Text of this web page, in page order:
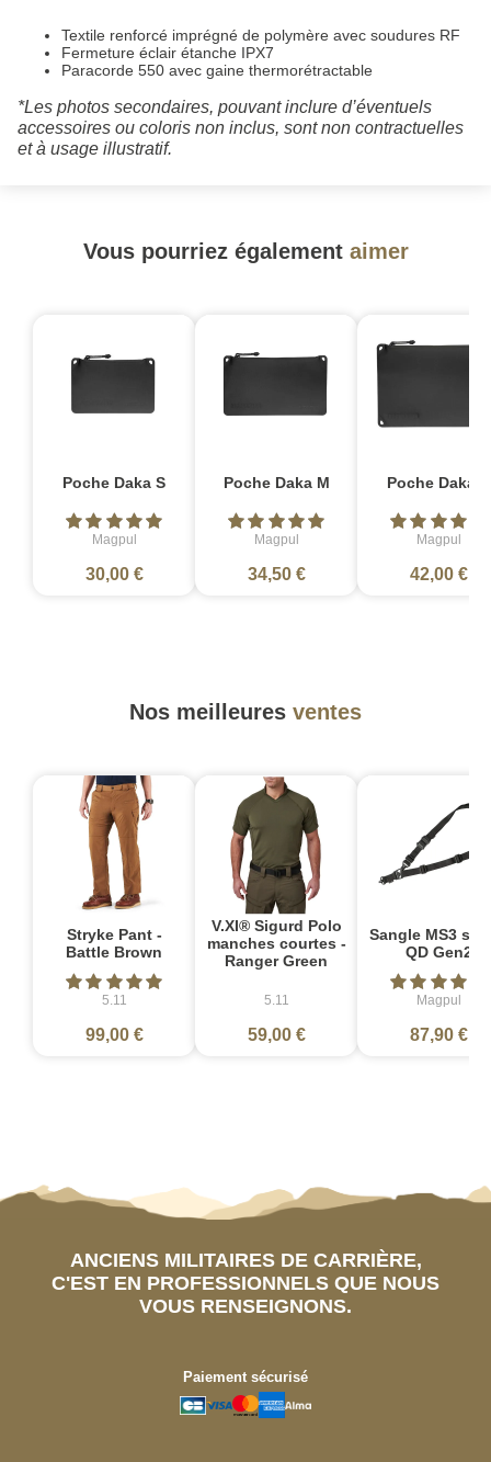
Textile renforcé imprégné de polymère avec soudures RF
Fermeture éclair étanche IPX7
Paracorde 550 avec gaine thermorétractable
*Les photos secondaires, pouvant inclure d’éventuels
accessoires ou coloris non inclus, sont non contractuelles
et à usage illustratif.
Vous pourriez également aimer
Poche Daka S
Magpul
30,00 €
Poche Daka M
Magpul
34,50 €
Poche Daka L
Magpul
42,00 €
Nos meilleures ventes
Stryke Pant -
Battle Brown
5.11
99,00 €
V.XI® Sigurd Polo
manches courtes -
Ranger Green
5.11
59,00 €
Sangle MS3
QD Gen2
Magpul
87,90 €
ANCIENS MILITAIRES DE CARRIÈRE,
C'EST EN PROFESSIONNELS QUE NOUS
VOUS RENSEIGNONS.
Paiement sécurisé